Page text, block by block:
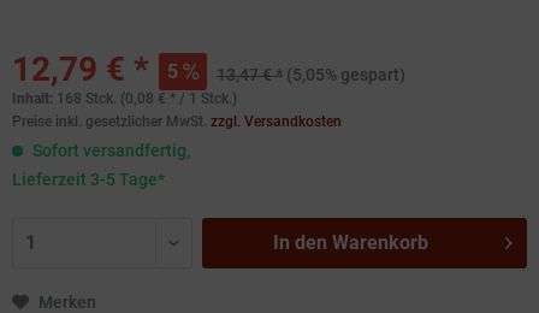
12,79 € * 5 13,47 € * (5,05% gespart)
Inhalt: 168 Stck. (0,08 € * / 1 Stck.)
Preise inkl. gesetzlicher MwSt. zzgl. Versandkosten
Sofort versandfertig,
Lieferzeit 3-5 Tage*
In den Warenkorb
Merken